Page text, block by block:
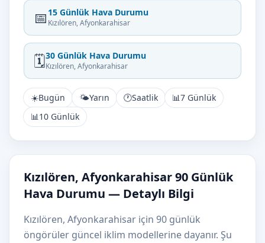
📅 15 Günlük Hava Durumu
Kızılören, Afyonkarahisar
🗓️30 Günlük Hava Durumu
Kızılören, Afyonkarahisar
☀️Bugün 🌤️Yarın 🕐Saatlik 📊7 Günlük
📊10 Günlük
Kızılören, Afyonkarahisar 90 Günlük
Hava Durumu — Detaylı Bilgi
Kızılören, Afyonkarahisar için 90 günlük
öngörüler güncel iklim modellerine dayanır. Şu